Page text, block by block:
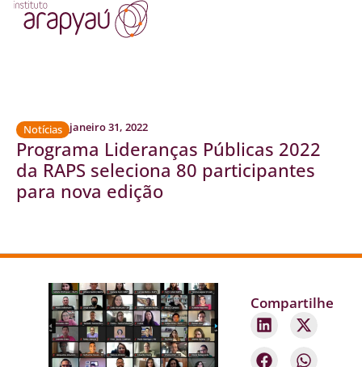
Notícias janeiro 31, 2022
Programa Lideranças Públicas 2022
da RAPS seleciona 80 participantes
para nova edição
Compartilhe